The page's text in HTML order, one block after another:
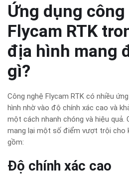
Ứng dụng
Flycam RTK
địa hình mang
gì?
Công nghệ Flycam RTK có nhiều
hình nhờ vào độ chính xác cao và
một cách nhanh chóng và hiệu quả.
mang lại một số điểm vượt trội cho
gồm:
Độ chính xác cao